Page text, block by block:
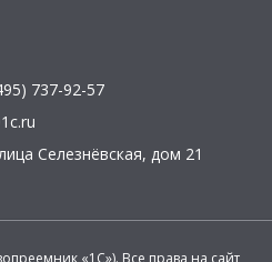
737-92-57
Селезнёвская, дом 21